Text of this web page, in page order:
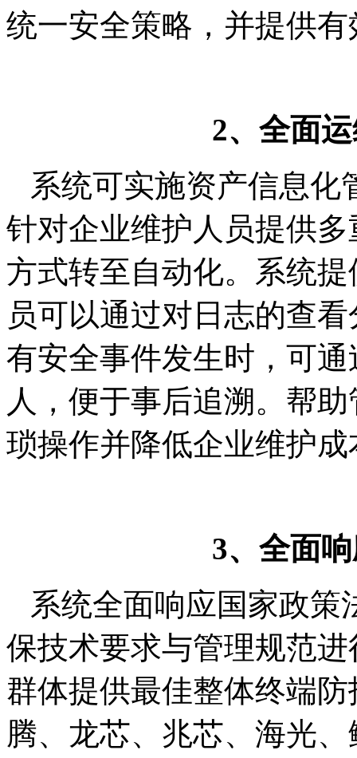
统一安全策略，并提供
2、全面
系统可实施资产信息化
针对企业维护人员提供
方式转至自动化。系统
员可以通过对日志的查
有安全事件发生时，可
人，便于事后追溯。帮
琐操作并降低企业维护成
3、全面
系统全面响应国家政策
保技术要求与管理规范
群体提供最佳整体终端
腾、龙芯、兆芯、海光